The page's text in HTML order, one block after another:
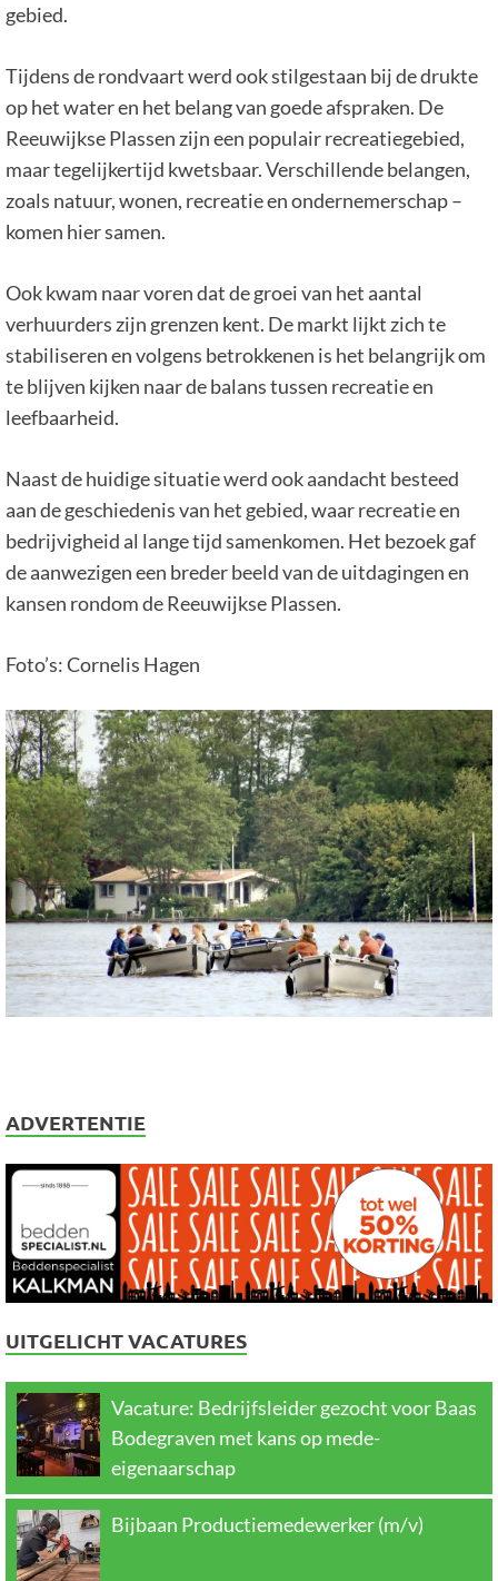
gebied.
Tijdens de rondvaart werd ook stilgestaan bij de drukte
op het water en het belang van goede afspraken. De
Reeuwijkse Plassen zijn een populair recreatiegebied,
maar tegelijkertijd kwetsbaar. Verschillende belangen,
zoals natuur, wonen, recreatie en ondernemerschap –
komen hier samen.
Ook kwam naar voren dat de groei van het aantal
verhuurders zijn grenzen kent. De markt lijkt zich te
stabiliseren en volgens betrokkenen is het belangrijk om
te blijven kijken naar de balans tussen recreatie en
leefbaarheid.
Naast de huidige situatie werd ook aandacht besteed
aan de geschiedenis van het gebied, waar recreatie en
bedrijvigheid al lange tijd samenkomen. Het bezoek gaf
de aanwezigen een breder beeld van de uitdagingen en
kansen rondom de Reeuwijkse Plassen.
Foto’s: Cornelis Hagen
ADVERTENTIE
UITGELICHT VACATURES
Vacature: Bedrijfsleider gezocht voor Baas
Bodegraven met kans op mede-
eigenaarschap
Bijbaan Productiemedewerker (m/v)